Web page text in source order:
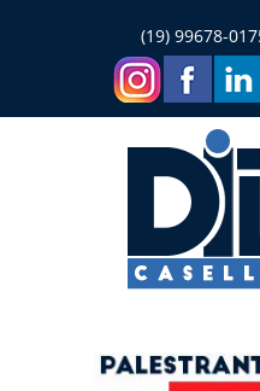
(19) 99678-